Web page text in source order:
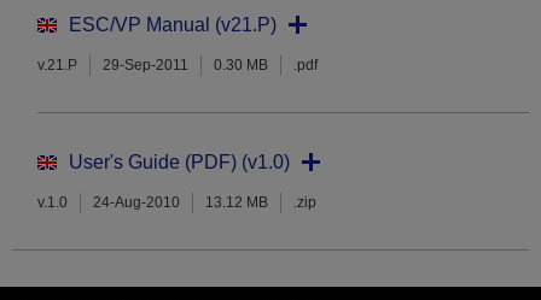
ESC/VP Manual (v21.P)
v.21.P 29-Sep-2011 0.30 MB .pdf
User's Guide (PDF) (v1.0)
v.1.0 24-Aug-2010 13.12 MB .zip